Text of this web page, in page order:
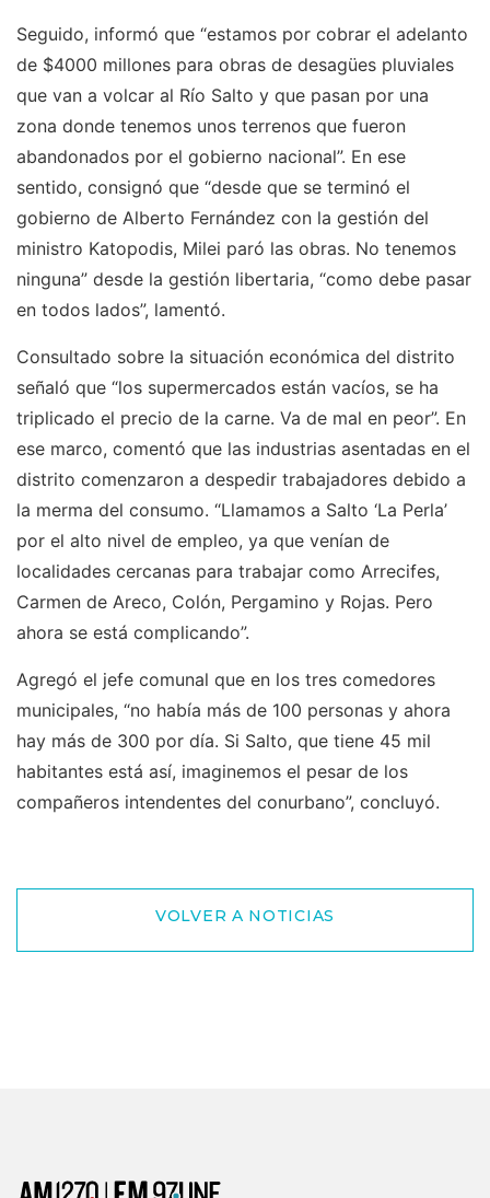
Seguido, informó que “estamos por cobrar el adelanto
de $4000 millones para obras de desagües pluviales
que van a volcar al Río Salto y que pasan por una
zona donde tenemos unos terrenos que fueron
abandonados por el gobierno nacional”. En ese
sentido, consignó que “desde que se terminó el
gobierno de Alberto Fernández con la gestión del
ministro Katopodis, Milei paró las obras. No tenemos
ninguna” desde la gestión libertaria, “como debe pasar
en todos lados”, lamentó.
Consultado sobre la situación económica del distrito
señaló que “los supermercados están vacíos, se ha
triplicado el precio de la carne. Va de mal en peor”. En
ese marco, comentó que las industrias asentadas en el
distrito comenzaron a despedir trabajadores debido a
la merma del consumo. “Llamamos a Salto ‘La Perla’
por el alto nivel de empleo, ya que venían de
localidades cercanas para trabajar como Arrecifes,
Carmen de Areco, Colón, Pergamino y Rojas. Pero
ahora se está complicando”.
Agregó el jefe comunal que en los tres comedores
municipales, “no había más de 100 personas y ahora
hay más de 300 por día. Si Salto, que tiene 45 mil
habitantes está así, imaginemos el pesar de los
compañeros intendentes del conurbano”, concluyó.
VOLVER A NOTICIAS